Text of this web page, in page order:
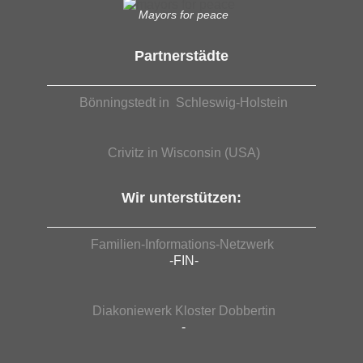
Mayors for peace
Partnerstädte
Bönningstedt in Schleswig-Holstein
Crivitz in Wisconsin (USA)
Wir unterstützen:
Familien-Informations-Netzwerk
-FIN-
Diakoniewerk Kloster Dobbertin
-